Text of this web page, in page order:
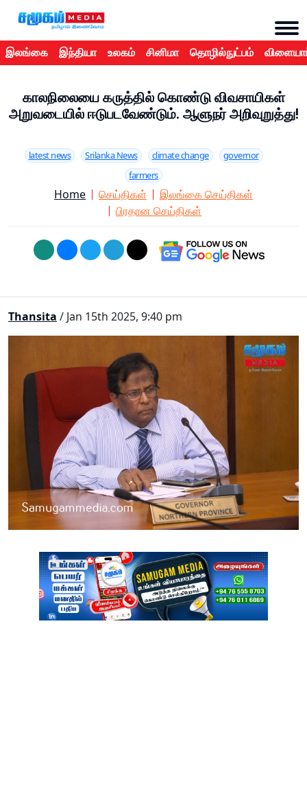
இலங்கை இந்தியா உலகம் சினிமா தொழில்நுட்பம்
காலநிலையை கருத்தில் கொண்டு விவசாயிகள்
அறுவடையில் ஈடுபடவேண்டும். ஆளுநர் அறிவுறுத்து!
latest news Srilanka News climate change
governor
farmers
Home செய்திகள்
இலங்கை செய்திகள்
பிரதான செய்திகள்
Thansita / Jan 15th 2025, 9:40 pm